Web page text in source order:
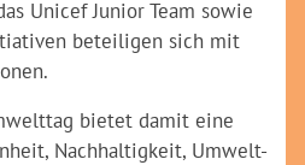
Unicef Junior Team sowie
beteiligen sich mit
bietet damit eine
Nachhaltigkeit, Umwelt-